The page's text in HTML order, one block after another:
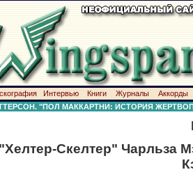
Интервью Книги Журналы
Аккорды
"ПОЛ МАККАРТНИ: ИСТОРИЯ
"Хелтер-Скелтер" Чарльза